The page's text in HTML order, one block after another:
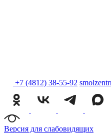
+7 (4812) 38-55-92
Версия для слабовидящих